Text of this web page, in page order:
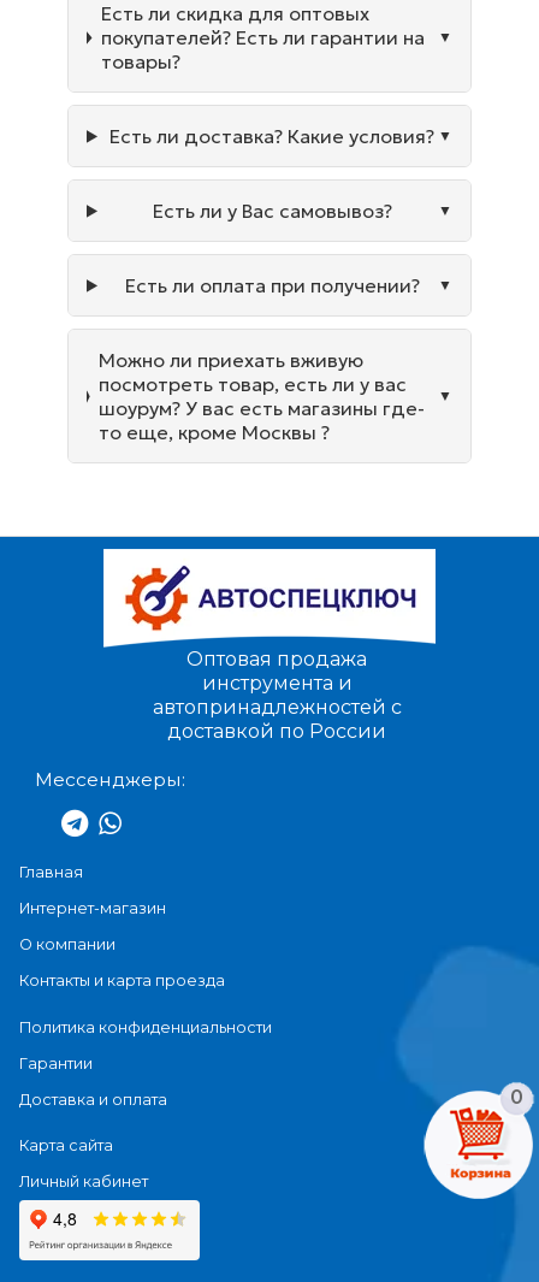
0
Есть ли скидка для оптовых
покупателей? Есть ли гарантии на
товары?
Есть ли доставка? Какие условия?
Есть ли у Вас самовывоз?
Есть ли оплата при получении?
Можно ли приехать вживую
посмотреть товар, есть ли у вас
шоурум? У вас есть магазины где-
то еще, кроме Москвы ?
Оптовая продажа
инструмента и
автопринадлежностей с
доставкой по России
Мессенджеры:
Главная
Интернет-магазин
О компании
Контакты и карта проезда
Политика конфиденциальности
Гарантии
Доставка и оплата
Карта сайта
Личный кабинет